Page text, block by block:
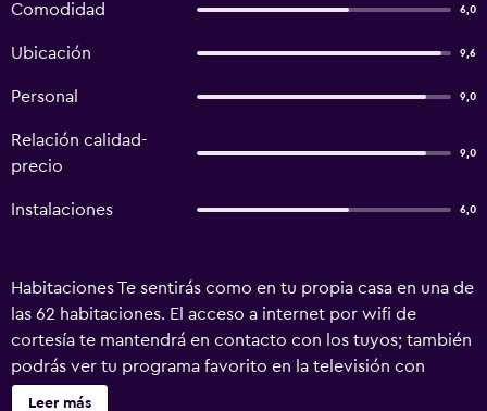
Comodidad 6,0
Ubicación 9,6
Personal 9,0
Relación calidad-
precio
9,0
Instalaciones 6,0
Habitaciones Te sentirás como en tu propia casa en una de
las 62 habitaciones. El acceso a internet por wifi de
cortesía te mantendrá en contacto con los tuyos; también
podrás ver tu programa favorito en la televisión con
canales digitales. El baño privado dispone de artículos de
Leer más